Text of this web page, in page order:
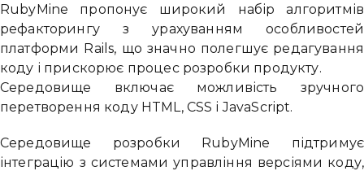
RubyMine пропонує широкий набір алгоритмів
рефакторингу з урахуванням особливостей
платформи Rails, що значно полегшує редагування
коду і прискорює процес розробки продукту.
Середовище включає можливість зручного
перетворення коду HTML, CSS і JavaScript.
Середовище розробки RubyMine підтримує
інтеграцію з системами управління версіями коду,